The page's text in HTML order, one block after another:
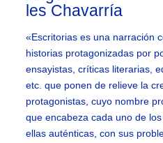
les Chavarría
«Escritorias es una narración
historias protagonizadas por
ensayistas, críticas literarias,
etc. que ponen de relieve la
protagonistas, cuyo nombre
que encabeza cada uno de
ellas auténticas, con sus